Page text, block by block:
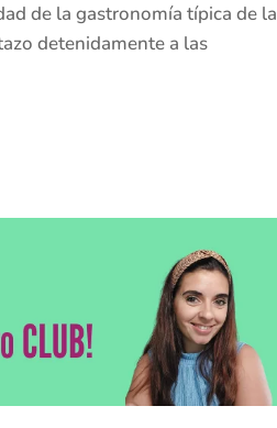
de la gastronomía típica de la
detenidamente a las